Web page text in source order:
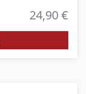
24,90 €